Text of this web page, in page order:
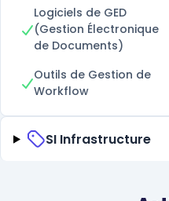
Logiciels de GED
(Gestion Électronique
de Documents)
Outils de Gestion de
Workflow
SI Infrastructure